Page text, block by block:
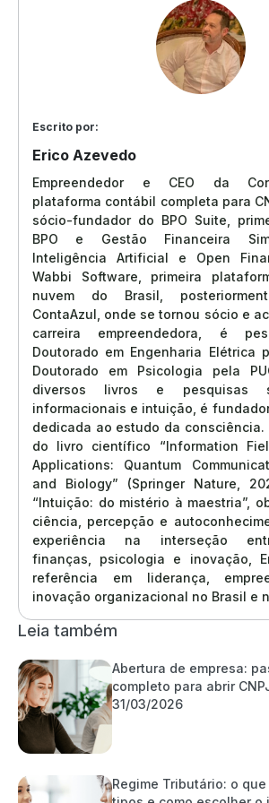
Escrito por:
Erico Azevedo
Empreendedor e CEO da
plataforma contábil completa para
sócio-fundador do BPO Suite,
BPO e Gestão Financeira
Inteligência Artificial e Open
Wabbi Software, primeira
nuvem do Brasil,
ContaAzul, onde se tornou sócio e
carreira empreendedora, é
Doutorado em Engenharia Elétrica
Doutorado em Psicologia pela
diversos livros e pesquisas
informacionais e intuição, é fundador
dedicada ao estudo da consciência.
do livro científico “Information
Applications: Quantum
and Biology” (Springer Nature,
“Intuição: do mistério à maestria”,
ciência, percepção e
experiência na interseção
finanças, psicologia e inovação,
referência em liderança,
inovação organizacional no Brasil e
Leia também
Abertura de empresa:
completo para abrir
31/03/2026
Regime Tributário: o